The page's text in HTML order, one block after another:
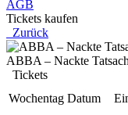
AGB
Tickets kaufen
Zurück
ABBA – Nackte
Tickets
Wochentag Datum